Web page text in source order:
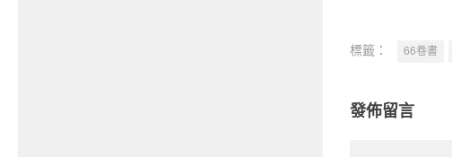
標籤： 66卷書
發佈留言